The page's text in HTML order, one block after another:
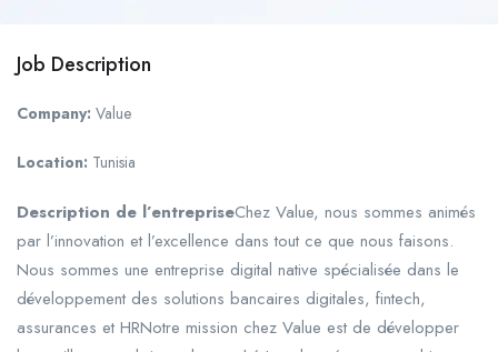
Job Description
Company: Value
Location: Tunisia
Description de l’entrepriseChez Value, nous sommes animés
par l’innovation et l’excellence dans tout ce que nous faisons.
Nous sommes une entreprise digital native spécialisée dans le
développement des solutions bancaires digitales, fintech,
assurances et HRNotre mission chez Value est de développer